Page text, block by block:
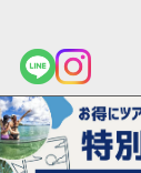
지마 투어즈 All